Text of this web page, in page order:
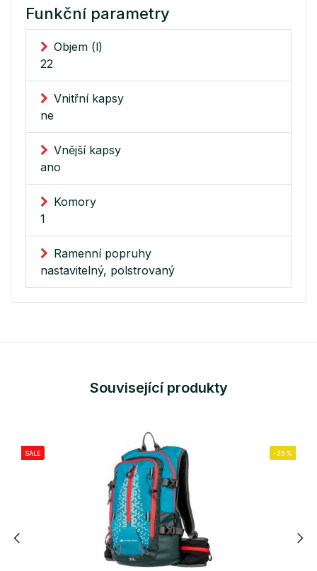
Funkční parametry
Objem (l)
22
Vnitřní kapsy
ne
Vnější kapsy
ano
Komory
1
Ramenní popruhy
nastavitelný, polstrovaný
Související produkty
SALE -25%